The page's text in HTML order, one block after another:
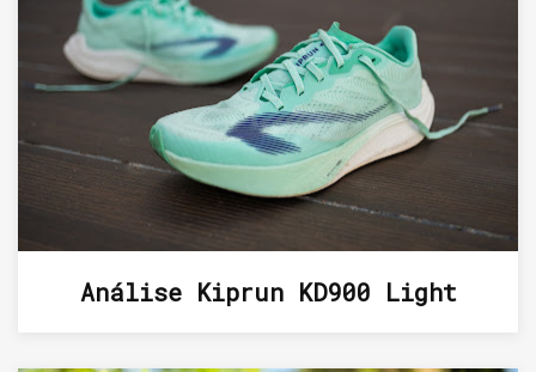
Análise Kiprun KD900 Light